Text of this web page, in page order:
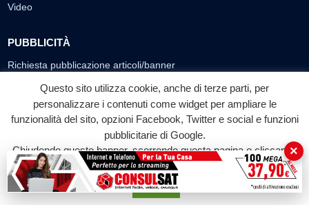
Video
PUBBLICITÀ
Richiesta pubblicazione articoli/banner
SEGUICI SUI SOCIAL
f
Facebook
◎ ▶
YouTube
© 2026 LABTV - Tutti i diritti riservati
Questo sito utilizza cookie, anche di terze parti, per
personalizzare i contenuti come widget per ampliare le
funzionalità del sito, opzioni Facebook, Twitter e social e funzioni
pubblicitarie di Google.
Chiudendo questo banner, scorrendo questa pagina o cliccando
su qualunque suo elemento acconsenti all'uso dei cookie.
Accetta
×